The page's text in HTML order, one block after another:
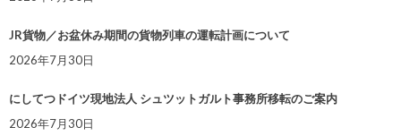
JR貨物／お盆休み期間の貨物列車の運転計画について
2026年7月30日
にしてつドイツ現地法人 シュツットガルト事務所移転のご案内
2026年7月30日